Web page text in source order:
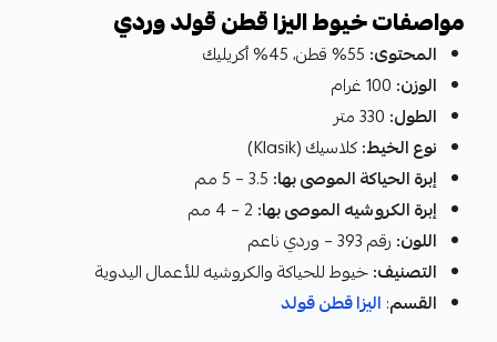
مواصفات خيوط اليزا قطن قولد وردي
المحتوى:
الوزن:
الطول:
نوع الخيط:كلاسيك (Klasik)
إبرة الحياكة الموصى بها:
إبرة الكروشيه الموصى بها:
اللون: رقم 393 – وردي ناعم
التصنيف:خيوط للحياكة والكروشيه للأعمال اليدوية
القسم: اليزا قطن قولد